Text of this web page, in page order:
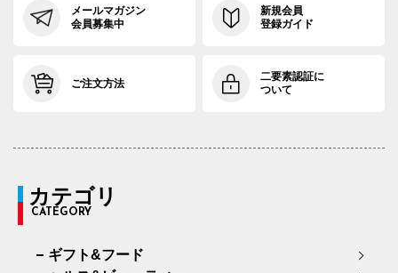
メールマガジン
会員募集中
新規会員
登録ガイド
ご注文方法
二要素認証に
ついて
カテゴリ
CATEGORY
ギフト&フード